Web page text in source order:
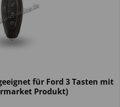
für Ford 3 Tasten mit
Produkt)